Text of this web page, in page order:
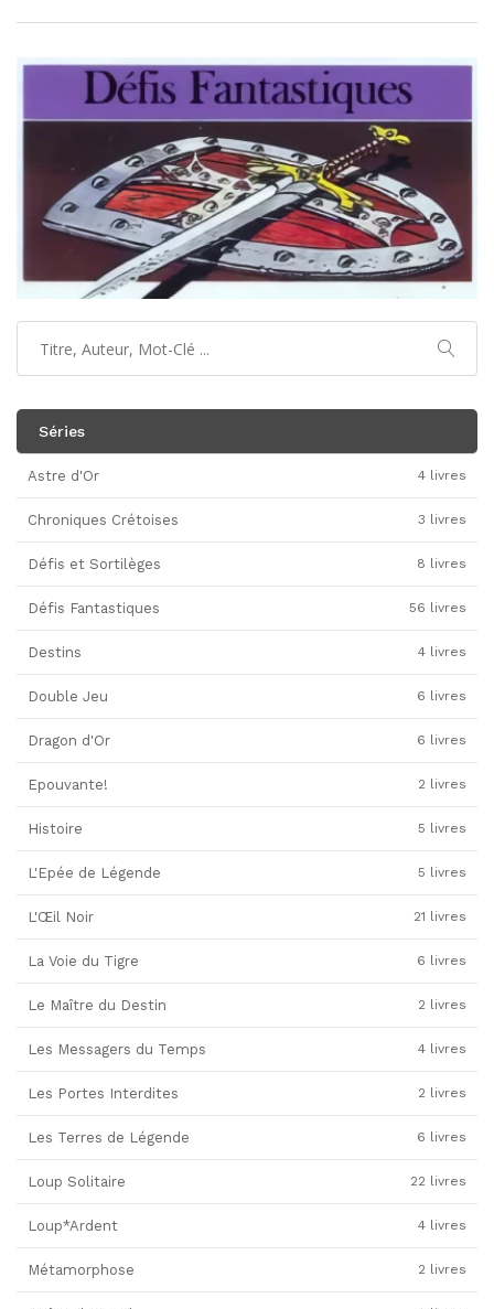
Séries
Astre d'Or 4 livres
Chroniques Crétoises 3 livres
Défis et Sortilèges 8 livres
Défis Fantastiques 56 livres
Destins 4 livres
Double Jeu 6 livres
Dragon d'Or 6 livres
Epouvante! 2 livres
Histoire 5 livres
L'Epée de Légende 5 livres
L'Œil Noir 21 livres
La Voie du Tigre 6 livres
Le Maître du Destin 2 livres
Les Messagers du Temps 4 livres
Les Portes Interdites 2 livres
Les Terres de Légende 6 livres
Loup Solitaire 22 livres
Loup*Ardent 4 livres
Métamorphose 2 livres